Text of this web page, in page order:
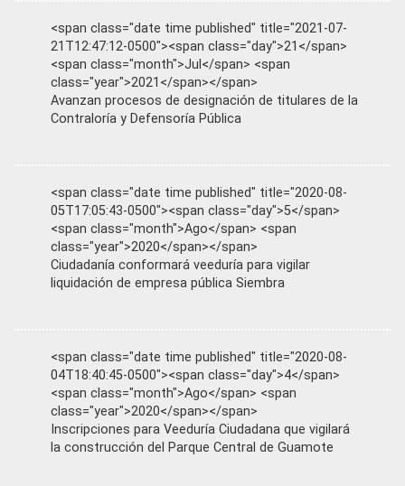
<span class="date time published" title="2021-07-
21T12:47:12-0500"><span class="day">21</span>
<span class="month">Jul</span> <span
class="year">2021</span></span>
Avanzan procesos de designación de titulares de la
Contraloría y Defensoría Pública
<span class="date time published" title="2020-08-
05T17:05:43-0500"><span class="day">5</span>
<span class="month">Ago</span> <span
class="year">2020</span></span>
Ciudadanía conformará veeduría para vigilar
liquidación de empresa pública Siembra
<span class="date time published" title="2020-08-
04T18:40:45-0500"><span class="day">4</span>
<span class="month">Ago</span> <span
class="year">2020</span></span>
Inscripciones para Veeduría Ciudadana que vigilará
la construcción del Parque Central de Guamote